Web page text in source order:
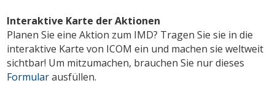
Interaktive Karte der Aktionen
Planen Sie eine Aktion zum IMD? Tragen Sie sie in die
interaktive Karte von ICOM ein und machen sie weltweit
sichtbar! Um mitzumachen, brauchen Sie nur dieses
Formularausfüllen.